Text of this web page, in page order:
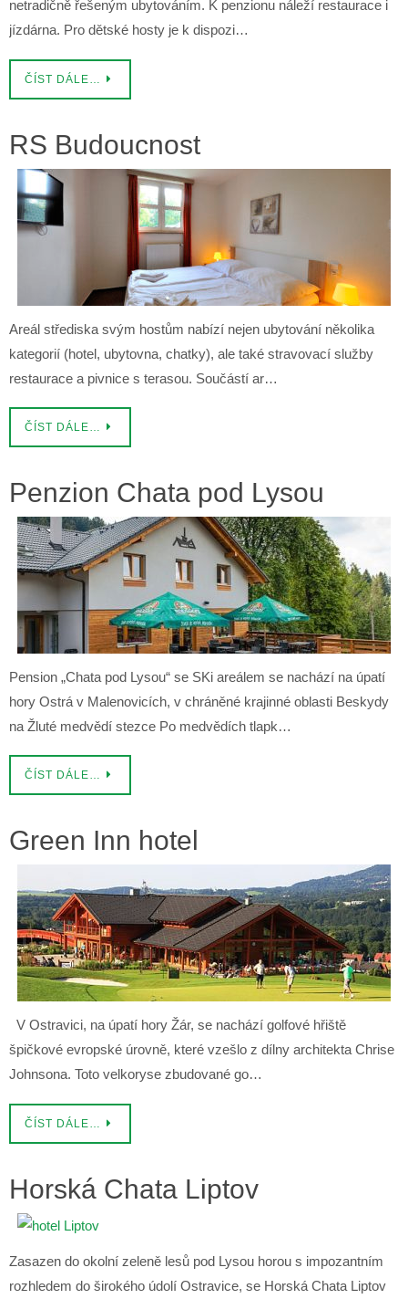
netradičně řešeným ubytováním. K penzionu náleží restaurace i
jízdárna. Pro dětské hosty je k dispozi…
ČÍST DÁLE…
RS Budoucnost
Areál střediska svým hostům nabízí nejen ubytování několika
kategorií (hotel, ubytovna, chatky), ale také stravovací služby
restaurace a pivnice s terasou. Součástí ar…
ČÍST DÁLE…
Penzion Chata pod Lysou
Pension „Chata pod Lysou“ se SKi areálem se nachází na úpatí
hory Ostrá v Malenovicích, v chráněné krajinné oblasti Beskydy
na Žluté medvědí stezce Po medvědích tlapk…
ČÍST DÁLE…
Green Inn hotel
V Ostravici, na úpatí hory Žár, se nachází golfové hřiště
špičkové evropské úrovně, které vzešlo z dílny architekta Chrise
Johnsona. Toto velkoryse zbudované go…
ČÍST DÁLE…
Horská Chata Liptov
Zasazen do okolní zeleně lesů pod Lysou horou s impozantním
rozhledem do širokého údolí Ostravice, se Horská Chata Liptov